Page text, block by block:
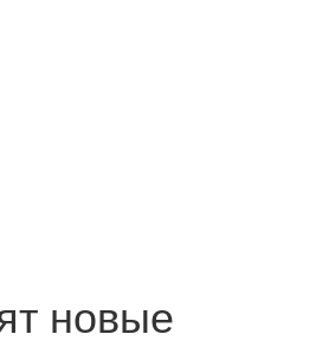
новые